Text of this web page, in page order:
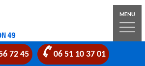
MENU
72 45 06 51 10 37 01